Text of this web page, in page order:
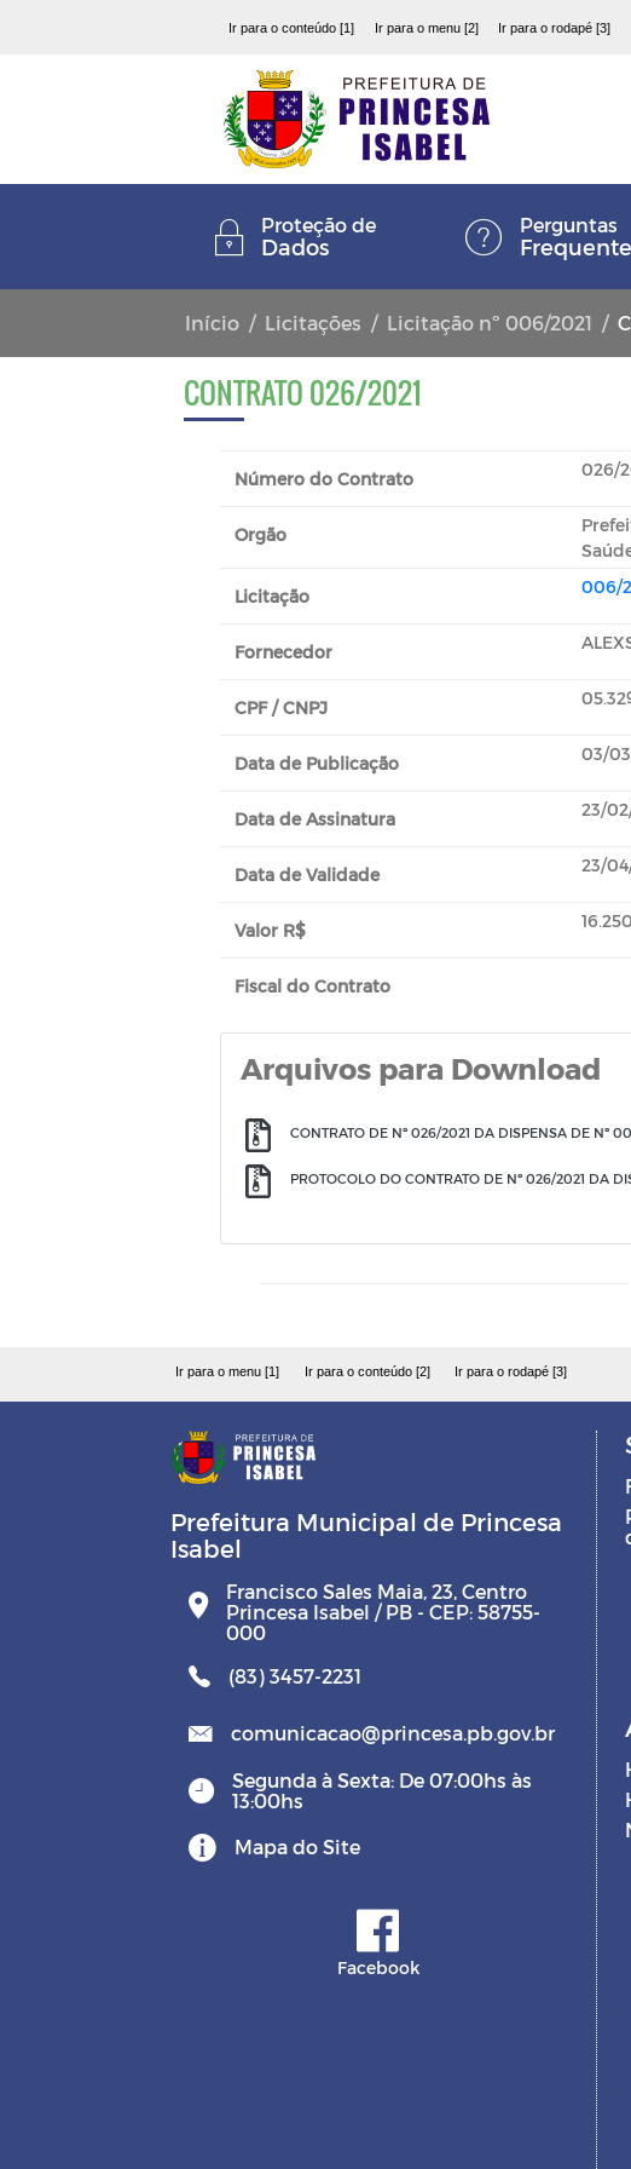
Ir para o conteúdo [1] Ir para o menu [2] Ir para o rodapé [3]
Proteção de
Dados
Perguntas
Início Licitações Licitação nº 006/2021
CONTRATO 026/2021
Número do Contrato 026/
Orgão
Licitação 006/
Fornecedor
CPF / CNPJ
Data de Publicação 03/
Data de Assinatura 23/
Data de Validade 23/
Valor R$
Fiscal do Contrato
Arquivos para Download
CONTRATO DE Nº 026/2021 DA DISPENSA DE Nº
PROTOCOLO DO CONTRATO DE Nº 026/2021 DA
Ir para o menu [1] Ir para o conteúdo [2] Ir para o rodapé [3]
Prefeitura Municipal de Princesa
Isabel
Francisco Sales Maia, 23, Centro
Princesa Isabel / PB - CEP: 58755-
000
(83) 3457-2231
comunicacao@princesa.pb.gov.br
Segunda à Sexta: De 07:00hs às
13:00hs
Mapa do Site
Facebook